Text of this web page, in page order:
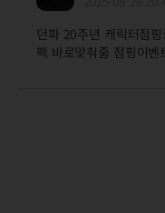
던파 20주년 캐릭터점
펙 바로맞춰줌 점핑이